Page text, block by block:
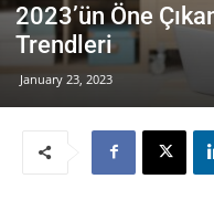
2023’ün Öne
Trendleri
January 23, 2023